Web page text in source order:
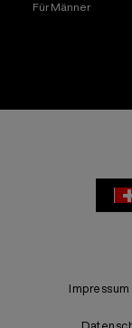
Für Männer
Impressum